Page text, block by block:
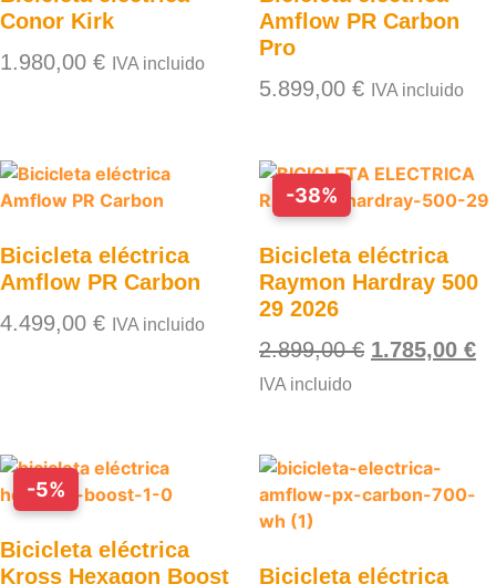
Conor Kirk
1.980,00 € IVA incluido
Amflow PR Carbon
Pro
5.899,00 € IVA incluido
Bicicleta eléctrica
Amflow PR Carbon
4.499,00 € IVA incluido
-38%
Bicicleta eléctrica
Raymon Hardray 500
29 2026
2.899,00€ 1.785,00 €
IVA incluido
-5%
Bicicleta eléctrica
Kross Hexagon Boost
Bicicleta eléctrica